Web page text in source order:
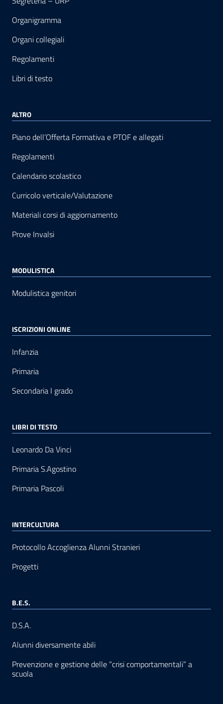
Organigramma
Organi collegiali
Regolamenti
Libri di testo
ALTRO
Piano dell’Offerta Formativa e PTOF e allegati
Regolamenti
Calendario scolastico
Curricolo verticale/Valutazione
Materiali corsi di aggiornamento
Prove Invalsi
MODULISTICA
Modulistica genitori
ISCRIZIONI ONLINE
Infanzia
Primaria
Secondaria I grado
LIBRI DI TESTO
Leonardo Da Vinci
Primaria S.Agostino
Primaria Pascoli
INTERCULTURA
Protocollo Accoglienza Alunni Stranieri
Progetti
B.E.S.
D.S.A.
Alunni diversamente abili
Prevenzione e gestione delle “crisi comportamentali” a
scuola